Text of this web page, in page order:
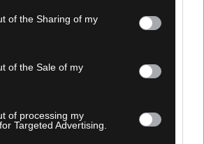
or usage behaviour. You may click to
to Google and its third-party tags to
specified purposes in below Google
of the Sharing of my
of the Sale of my
of processing my
Targeted Advertising.